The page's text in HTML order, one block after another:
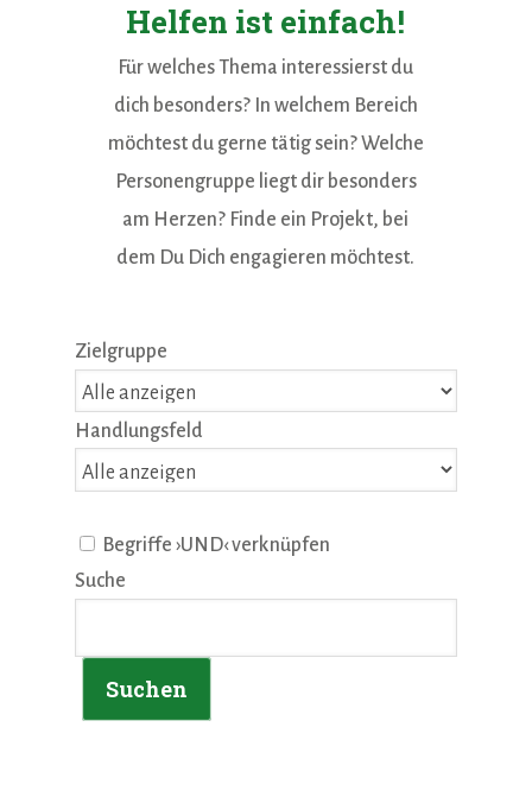
Helfen ist einfach!
Für welches Thema interessierst du
dich besonders? In welchem Bereich
möchtest du gerne tätig sein? Welche
Personengruppe liegt dir besonders
am Herzen? Finde ein Projekt, bei
dem Du Dich engagieren möchtest.
Zielgruppe
Handlungsfeld
Begriffe ›UND‹ verknüpfen
Suche
Suchen